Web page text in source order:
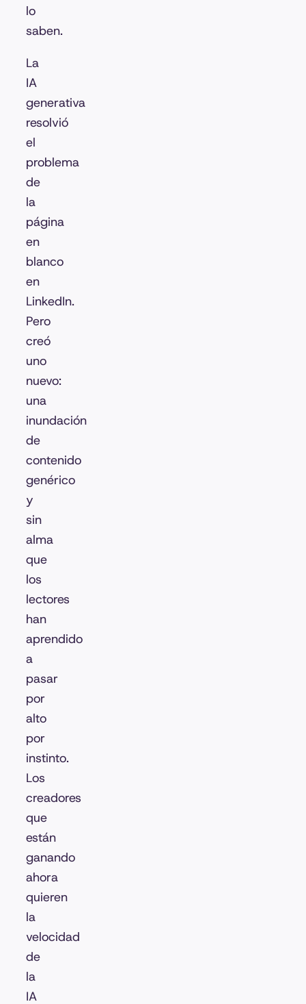
lo
saben.
La
IA
generativa
resolvió
el
problema
de
la
página
en
blanco
en
LinkedIn.
Pero
creó
uno
nuevo:
una
inundación
de
contenido
genérico
y
sin
alma
que
los
lectores
han
aprendido
a
pasar
por
alto
por
instinto.
Los
creadores
que
están
ganando
ahora
quieren
la
velocidad
de
la
IA